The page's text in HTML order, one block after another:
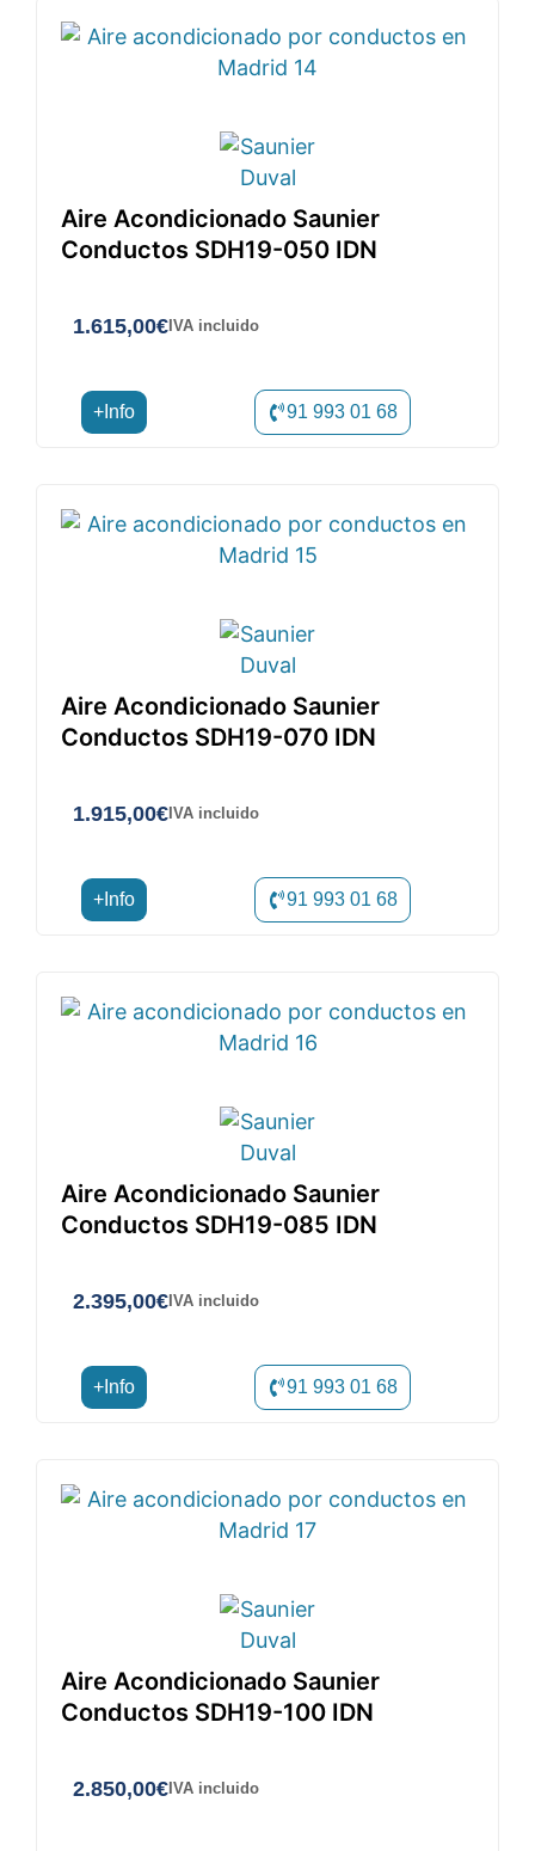
Aire Acondicionado Saunier
Conductos SDH19-050 IDN
1.615,00€ IVA incluido
+Info 91 993 01 68
Aire Acondicionado Saunier
Conductos SDH19-070 IDN
1.915,00€ IVA incluido
+Info 91 993 01 68
Aire Acondicionado Saunier
Conductos SDH19-085 IDN
2.395,00€ IVA incluido
+Info 91 993 01 68
Aire Acondicionado Saunier
Conductos SDH19-100 IDN
2.850,00€ IVA incluido